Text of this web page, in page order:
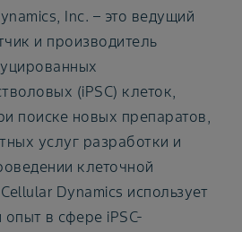
Inc. – это ведущий
и производитель
(iPSC) клеток,
поиске новых препаратов,
услуг разработки и
клеточной
Dynamics использует
в сфере iPSC-